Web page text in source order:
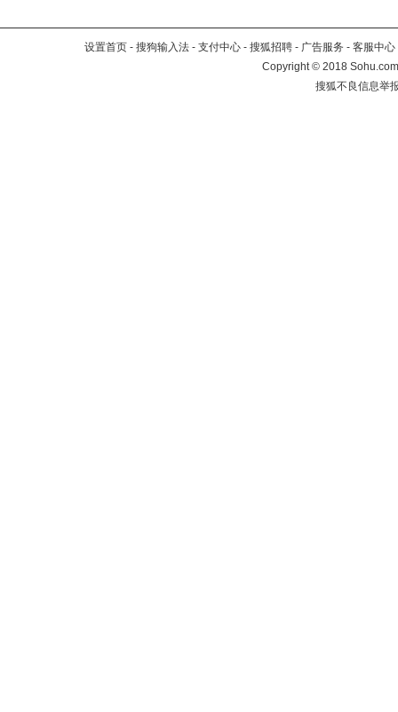
设置首页 - 搜狗输入法 - 支付中心 - 搜狐招聘 - 广告服务 - 客服中心
Copyright©2018
搜狐不良信息举